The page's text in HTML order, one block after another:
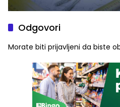
Odgovori
Morate biti prijavljeni da biste